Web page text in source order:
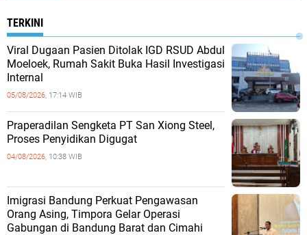
TERKINI
Viral Dugaan Pasien Ditolak IGD RSUD Abdul
Moeloek, Rumah Sakit Buka Hasil Investigasi
Internal
05/08/2026, 17:14 WIB
Praperadilan Sengketa PT San Xiong Steel,
Proses Penyidikan Digugat
04/08/2026, 10:38 WIB
Imigrasi Bandung Perkuat Pengawasan
Orang Asing, Timpora Gelar Operasi
Gabungan di Bandung Barat dan Cimahi